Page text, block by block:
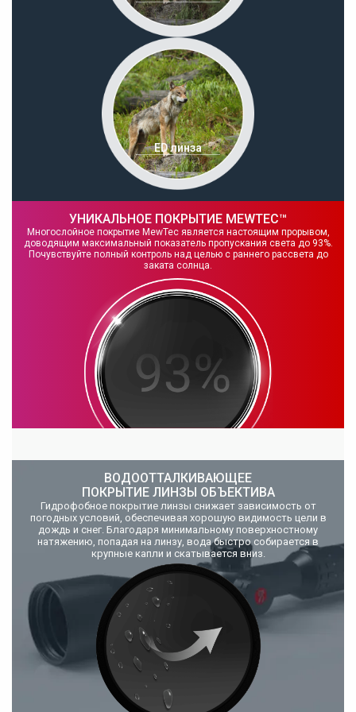
ED линза
УНИКАЛЬНОЕ ПОКРЫТИЕ MEWTEC™
Многослойное покрытие MewTec является настоящим прорывом,
доводящим максимальный показатель пропускания света до 93%.
Почувствуйте полный контроль над целью с раннего рассвета до
заката солнца.
ВОДООТТАЛКИВАЮЩЕЕ
ПОКРЫТИЕ ЛИНЗЫ ОБЪЕКТИВА
Гидрофобное покрытие линзы снижает зависимость от
погодных условий, обеспечивая хорошую видимость цели в
дождь и снег. Благодаря минимальному поверхностному
натяжению, попадая на линзу, вода быстро собирается в
крупные капли и скатывается вниз.